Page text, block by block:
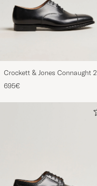
Crockett & Jones Connaught 2
City Sole Black Calf
695€